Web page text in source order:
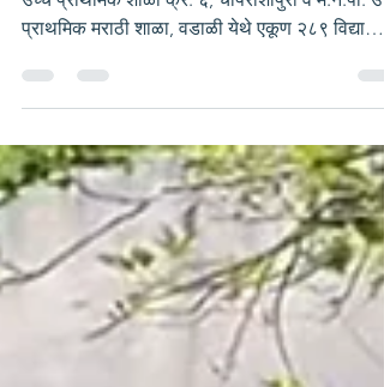
दिशा ग्रुपच्या फिरत्या नेत्र चिकित्सालयाद्वारे म.न.पा. उर्दू
प्राथमिक मराठी शाळा, वडाळी येथे एकूण २८९
नेत्र तपासणी Checkup Camp at AMC School
दिशा एज्युकेशन फाउंडेशन, अमरावती संचालित फिरत्या
नेत्र चिकित्सालयातर्फे म.न.पा. उर्दू उच्च प्राथमिक शाळा
क्र. ६, चापराशीपुरा व म.न.पा. उच्च प्राथमिक मराठी
शाळा, वडाळी, अमरावती येथे दिनांक ११ मार्च २०२६
विद्यार्थ्यांसाठी विशेष नेत्र तपासणी शिबिर आयोजित
करण्यात आले